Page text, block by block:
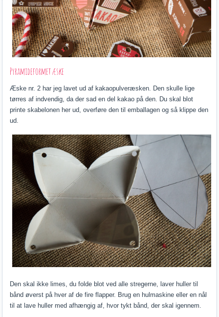
Pyramideformet æske
Æske nr. 2 har jeg lavet ud af kakaopulveræsken. Den skulle lige
tørres af indvendig, da der sad en del kakao på den. Du skal blot
printe skabelonen her ud, overføre den til emballagen og så klippe den
ud.
Den skal ikke limes, du folde blot ved alle stregerne, laver huller til
bånd øverst på hver af de fire flapper. Brug en hulmaskine eller en nål
til at lave huller med afhængig af, hvor tykt bånd, der skal igennem.